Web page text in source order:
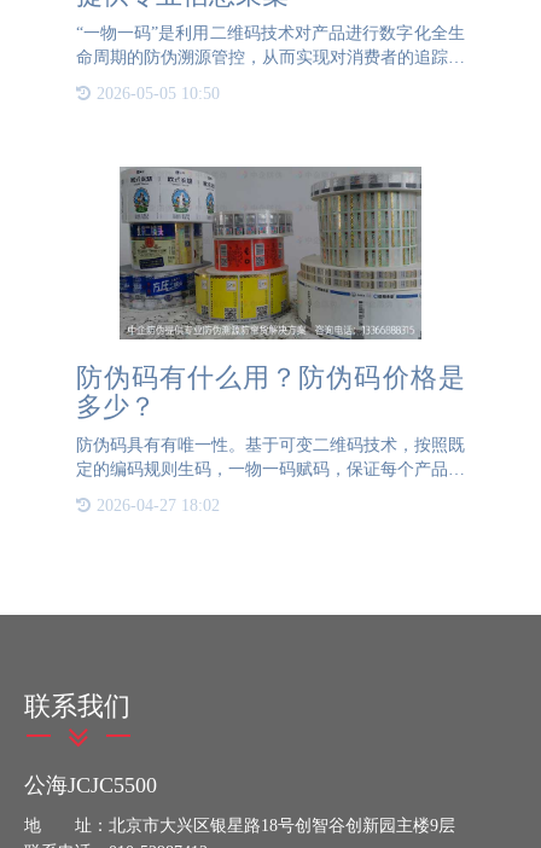
“一物一码”是利用二维码技术对产品进行数字化全生
命周期的防伪溯源管控，从而实现对消费者的追踪，
达到精准营销的目的。一物一码解决方案可以通过多
种不同的防伪技术实现不同的防伪功能。一物一码解
2026-05-05 10:50
防伪码有什么用？防伪码价格是
多少？
防伪码具有有唯一性。基于可变二维码技术，按照既
定的编码规则生码，一物一码赋码，保证每个产品码
的唯一性。防伪码具有防篡改功能。服务器实时赋
码，区块链存储，有效防止任何篡改行为。防伪码难
2026-04-27 18:02
联系我们
公海JCJC5500
地 址：北京市大兴区银星路18号创智谷创新园主楼9层